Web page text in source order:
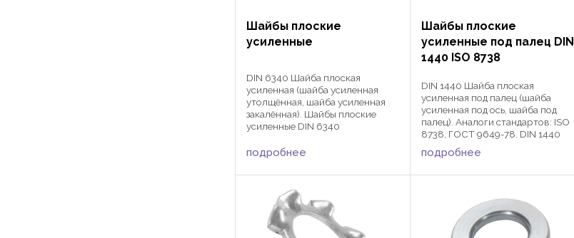
Шайбы плоские
усиленные
DIN 6340 Шайба плоская
усиленная (шайба усиленная
утолщённая, шайба усиленная
закалённая). Шайбы плоские
усиленные DIN 6340
с метрической или дюймовой
резьбой в машиностроении и
строительстве при больших
подробнее
Шайбы плоские
усиленные под палец DIN
1440 ISO 8738
DIN 1440 Шайба плоская
усиленная под палец (шайба
усиленная под ось, шайба под
палец). Аналоги стандартов: ISO
8738, ГОСТ 9649-78. DIN 1440
применяются для штифтов и
пальцев цилиндрических в
подробнее